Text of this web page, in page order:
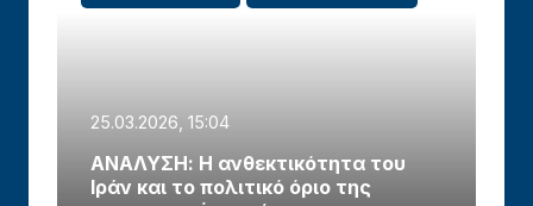
25.03.2026, 15:04
ΑΝΑΛΥΣΗ: Η ανθεκτικότητα του
Ιράν και το πολιτικό όριο της